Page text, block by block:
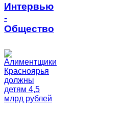
Интервью
-
Общество